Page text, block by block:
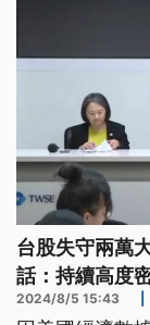
台股失守兩萬
話：持續高度
2024/8/5 15:43